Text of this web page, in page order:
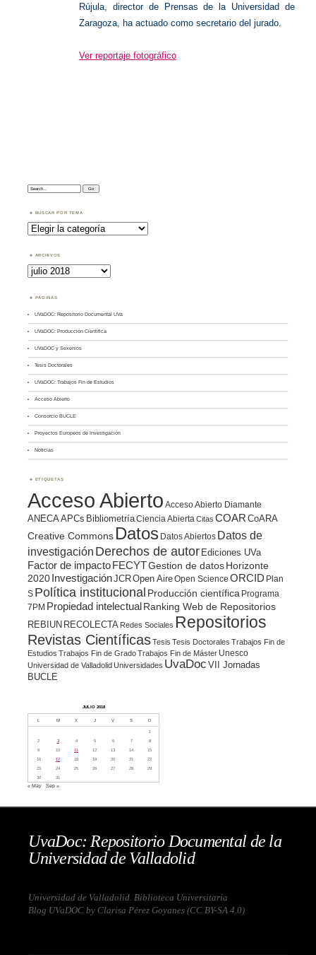
Rújula, director de Prensas de la Universidad de
Zaragoza, ha actuado como secretario del jurado.
Ver reportaje fotográfico
Search:
BUSCAR POR TEMA
Buscar
por
Tema
ARCHIVOS
Archivos
PÁGINAS
UVaDOC: Repositorio Documental UVa
UVaDOC: Producción Científica
UVaDOC y Sexenios
Tesis Doctorales
UVaDOC: Trabajos Fin de Estudios
Acceso Abierto
Consorcio BUCLE
Proyectos Europeos de Investigación
Noticias
ETIQUETAS
Acceso Abierto Acceso Abierto Diamante
ANECA APCs BibliometríaCiencia Abierta Citas COAR CoARA
Creative Commons Datos Datos Abiertos Datos de
investigación Derechos de autor Ediciones UVa
Factor de impacto FECYTGestion de datosHorizonte
2020 InvestigaciónJCROpen AireOpen Science ORCID Plan
S Política institucional Producción científica Programa
7PM Propiedad intelectualRanking Web de Repositorios
REBIUN RECOLECTA Redes Sociales Repositorios
Revistas CientíficasTesis Tesis Doctorales Trabajos Fin de
Estudios Trabajos Fin de GradoTrabajos Fin de Máster Unesco
Universidad de ValladolidUniversidades UvaDoc VII Jornadas
BUCLE
JULIO 2018
L M X J V S D
1
2
3 4 5 6 7
8
9
10 11 12 13 14
15
16
17 18 19 20 21
22
23
24 25 26 27 28
29
30
31
« May Sep »
UvaDoc: Repositorio Documental de la
Universidad de Valladolid
Universidad de Valladolid. Biblioteca Universitaria
Blog UVaDOC by Clarisa Pérez Goyanes (CC BY-SA 4.0)